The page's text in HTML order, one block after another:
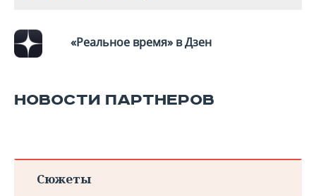
«Реальное время» в Дзен
НОВОСТИ ПАРТНЕРОВ
Сюжеты